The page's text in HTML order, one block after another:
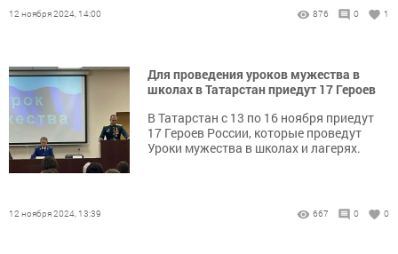
12 ноября 2024, 14:00 876 0 1
Для проведения уроков мужества в
школах в Татарстан приедут 17 Героев
В Татарстан с 13 по 16 ноября приедут
17 Героев России, которые проведут
Уроки мужества в школах и лагерях.
12 ноября 2024, 13:39 667 0 0